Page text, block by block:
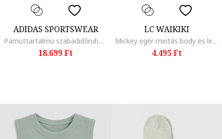
ADIDAS SPORTSWEAR
Pamuttartalmú szabadidőruha cipzáros felsővel
18.699 Ft
LC WAIKIKI
Mickey egér mintás body és leggings szett - 2 részes, Tevebarna
4.495 Ft